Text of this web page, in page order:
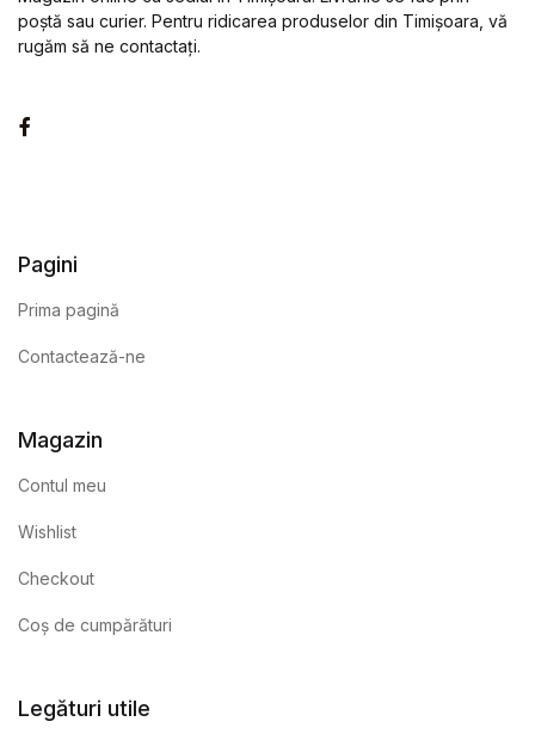
poștă sau curier. Pentru ridicarea produselor din Timișoara, vă
rugăm să ne contactați.
Pagini
Prima pagină
Contactează-ne
Magazin
Contul meu
Wishlist
Checkout
Coș de cumpărături
Legături utile